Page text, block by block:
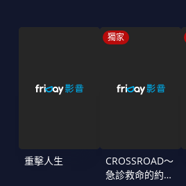
重擊人生
獨家
CROSSROAD～
急診救命的約定